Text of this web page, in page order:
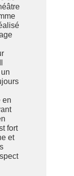
en
fort
et